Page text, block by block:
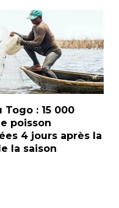
Togo : 15 000
poisson
4 jours après la
la saison